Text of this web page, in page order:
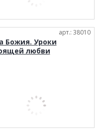
арт.: 38010
Божия. Уроки
любви